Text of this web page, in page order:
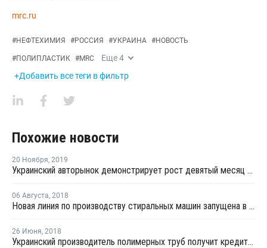
mrc.ru
#НЕФТЕХИМИЯ #РОССИЯ #УКРАИНА #НОВОСТЬ
#ПОЛИПЛАСТИК #MRC Еще4
+Добавить все теги в фильтр
Похожие новости
20 Ноября, 2019
Украинский авторынок демонстрирует рост девятый месяц подряд
06 Августа, 2018
Новая линия по производству стиральных машин запущена в Ивано-Франковске
26 Июня, 2018
Украинский производитель полимерных труб получит кредит от ЕБРР на развитие производства